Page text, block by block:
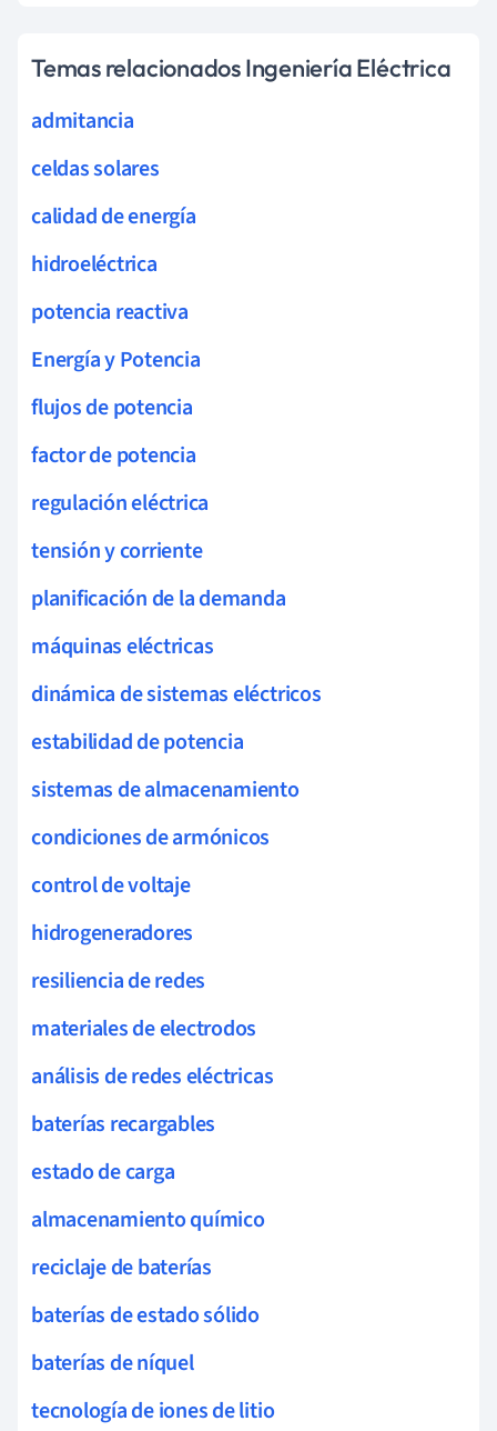
Temas relacionados Ingeniería Eléctrica
admitancia
celdas solares
calidad de energía
hidroeléctrica
potencia reactiva
Energía y Potencia
flujos de potencia
factor de potencia
regulación eléctrica
tensión y corriente
planificación de la demanda
máquinas eléctricas
dinámica de sistemas eléctricos
estabilidad de potencia
sistemas de almacenamiento
condiciones de armónicos
control de voltaje
hidrogeneradores
resiliencia de redes
materiales de electrodos
análisis de redes eléctricas
baterías recargables
estado de carga
almacenamiento químico
reciclaje de baterías
baterías de estado sólido
baterías de níquel
tecnología de iones de litio